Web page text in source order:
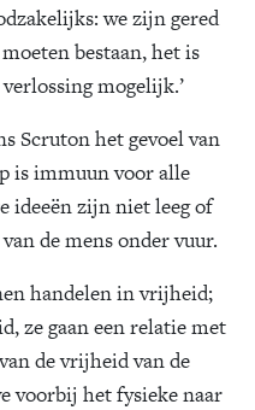
we zijn gered
bestaan, het is
mogelijk.’
Scruton het gevoel van
is immuun voor alle
ideeën zijn niet leeg of
de mens onder vuur.
handelen in vrijheid;
ze gaan een relatie met
de vrijheid van de
voorbij het fysieke naar